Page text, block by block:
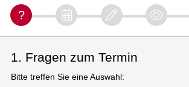
1. Fragen zum Termin
Bitte treffen Sie eine Auswahl: